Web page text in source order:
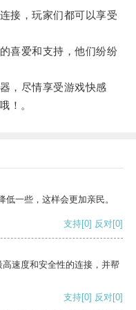
，玩家们都可以享受
爱和支持，他们纷纷
尽情享受游戏快感
！。
一些，这样会更加亲民。
支持[0] 反对[0]
速度和安全性的连接，并帮
支持[0] 反对[0]